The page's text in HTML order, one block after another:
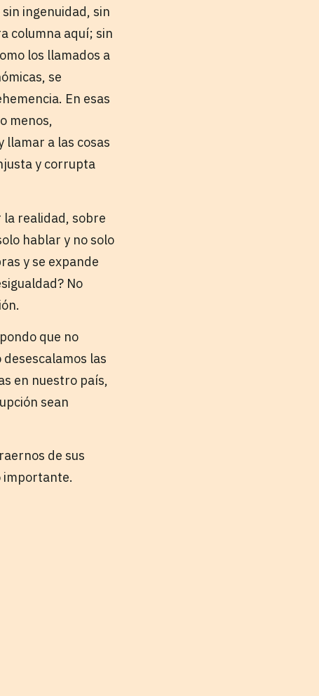
ingenuidad, sin
columna aquí; sin
los llamados a
se
En esas
menos,
llamar a las cosas
y corrupta
realidad, sobre
hablar y no solo
y se expande
No
que no
las
en nuestro país,
sean
de sus
importante.